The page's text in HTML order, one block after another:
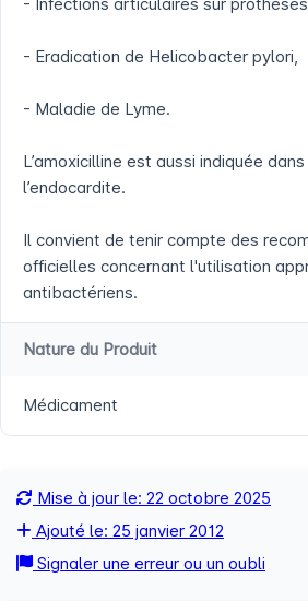
- Infections articulaires sur
- Eradication de Helicobacter pylori,
- Maladie de Lyme.
L’amoxicilline est aussi indiquée
l’endocardite.
Il convient de tenir compte des
officielles concernant l'utilisation
antibactériens.
Nature du Produit
Médicament
Mise à jour le: 22 octobre 2025
Ajouté le: 25 janvier 2012
Signaler une erreur ou un oubli